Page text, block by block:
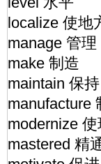
localize 使地
manage 管理
make 制造
maintain 保
manufacture
mastered 精